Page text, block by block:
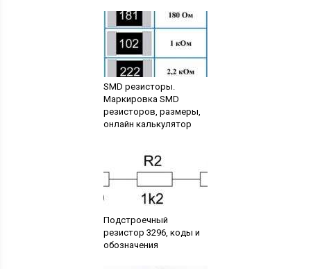
SMD резисторы.
Маркировка SMD
резисторов, размеры,
онлайн калькулятор
Подстроечный
резистор 3296, коды и
обозначения